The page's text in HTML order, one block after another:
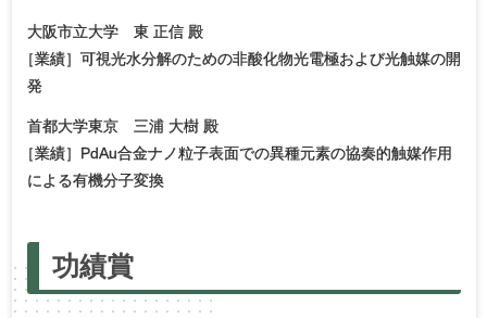
大阪市立大学 東 正信 殿
［業績］可視光水分解のための非酸化物光電極および光触媒の開
発
首都大学東京 三浦 大樹 殿
［業績］PdAu合金ナノ粒子表面での異種元素の協奏的触媒作用
による有機分子変換
功績賞